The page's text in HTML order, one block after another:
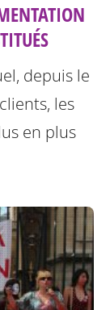
depuis le
les
en plus